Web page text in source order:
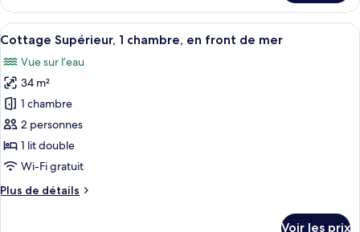
chambres
le
type
de
chambre
Appartement,
3
chambres
Afficher
toutes
les
photos
pour
ce
type
de
chambre :
Cottage
L’intérieur chaleureux d’un chalet,
18
Cottage Supérieur, 1 chambre, en front de mer
Vue sur l’eau
34 m²
1 chambre
2 personnes
1 lit double
Wi-Fi gratuit
Plus de détails
Plus
Voir les prix